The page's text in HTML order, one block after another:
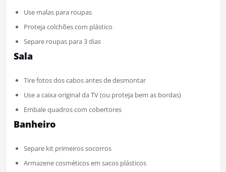
Use malas para roupas
Proteja colchões com plástico
Separe roupas para 3 dias
Sala
Tire fotos dos cabos antes de desmontar
Use a caixa original da TV (ou proteja bem as bordas)
Embale quadros com cobertores
Banheiro
Separe kit primeiros socorros
Armazene cosméticos em sacos plásticos